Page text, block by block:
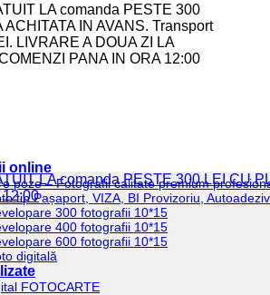
LA comanda PESTE 300
ACHITATA IN AVANS. Transport
LIVRARE A DOUA ZI LA
PANA IN ORA 12:00
online
poze – Fotografii calitate premium
tip Pașaport, VIZA, BI Provizoriu,
300 fotografii 10*15
400 fotografii 10*15
600 fotografii 10*15
digitală
FOTOCARTE
LA comanda PESTE 300 LEI CU
12:00